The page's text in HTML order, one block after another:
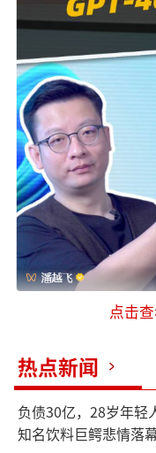
在Open AI
出来整活了！
微软发布新
刚刚兴起没半年
点击
热点新闻
负债30亿，28岁年轻
知名饮料巨鳄悲情落幕